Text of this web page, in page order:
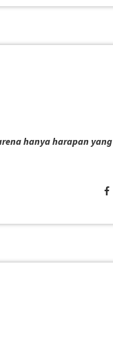
hanya harapan yang